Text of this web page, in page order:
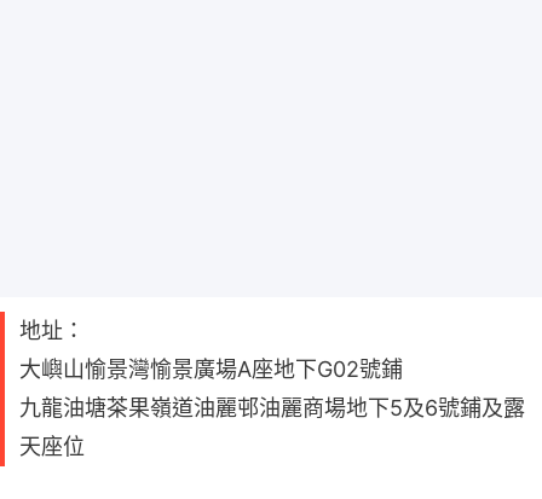
地址：
大嶼山愉景灣愉景廣場A座地下G02號鋪
九龍油塘茶果嶺道油麗邨油麗商場地下5及6號鋪及露
天座位